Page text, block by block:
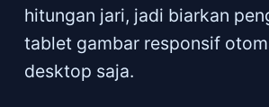
hitungan jari, jadi biarkan
tablet gambar responsif
desktop saja.